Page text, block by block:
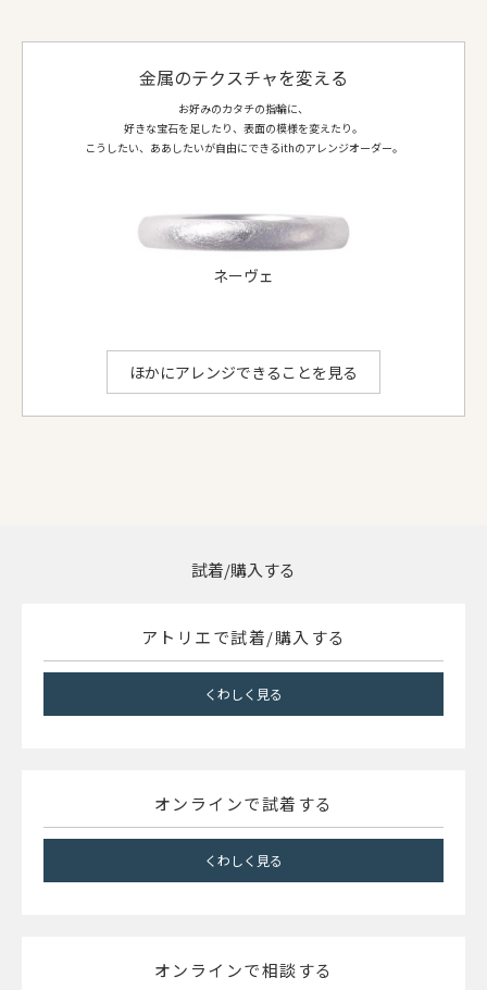
Pt950 (プラチナ)
鏡面
鏡面
K18イエローゴールド、K18ピンクゴールド、 K18シャンパンゴールド
金属のテクスチャを変える
お好みのカタチの指輪に、
好きな宝石を足したり、表面の模様を変えたり。
こうしたい、ああしたいが自由にできるithのアレンジオーダー。
ネーヴェ
ほかにアレンジできることを見る
試着/購入する
アトリエで試着/購入する
くわしく見る
オンラインで試着する
くわしく見る
オンラインで相談する